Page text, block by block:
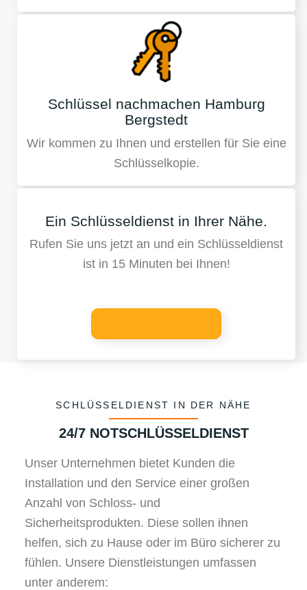
Schlüssel nachmachen Hamburg
Bergstedt
Wir kommen zu Ihnen und erstellen für Sie eine
Schlüsselkopie.
Ein Schlüsseldienst in Ihrer Nähe.
Rufen Sie uns jetzt an und ein Schlüsseldienst
ist in 15 Minuten bei Ihnen!
SCHLÜSSELDIENST IN DER NÄHE
24/7 NOTSCHLÜSSELDIENST
Unser Unternehmen bietet Kunden die
Installation und den Service einer großen
Anzahl von Schloss- und
Sicherheitsprodukten. Diese sollen ihnen
helfen, sich zu Hause oder im Büro sicherer zu
fühlen. Unsere Dienstleistungen umfassen
unter anderem: